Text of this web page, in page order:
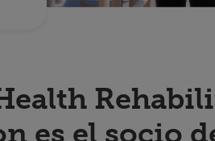
es el socio